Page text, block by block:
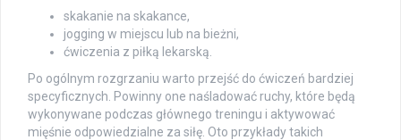
skakanie na skakance,
jogging w miejscu lub na bieżni,
ćwiczenia z piłką lekarską.
Po ogólnym rozgrzaniu warto przejść do ćwiczeń bardziej
specyficznych. Powinny one naśladować ruchy, które będą
wykonywane podczas głównego treningu i aktywować
mięśnie odpowiedzialne za siłę. Oto przykłady takich